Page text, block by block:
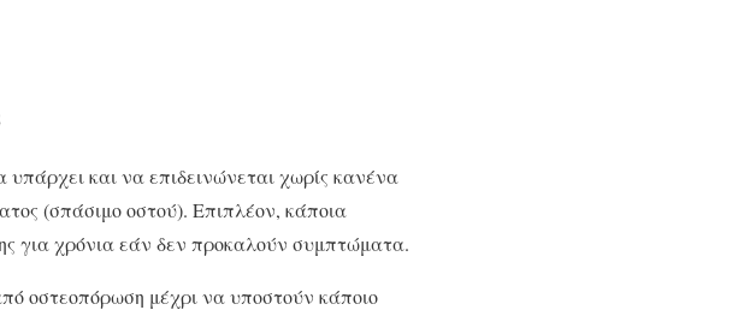
και να επιδεινώνεται χωρίς κανένα
(σπάσιμο οστού). Επιπλέον, κάποια
για χρόνια εάν δεν προκαλούν συμπτώματα.
οστεοπόρωση μέχρι να υποστούν κάποιο